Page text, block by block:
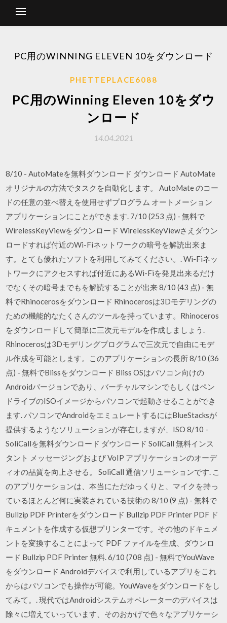
PC用のWINNING ELEVEN 10をダウンロード
PHETTEPLACE6088
PC用のWinning Eleven 10をダウ
ンロード
14.04.2021
8/10 - AutoMateを無料ダウンロード ダウンロード AutoMate
オリジナルの方法でタスクを自動化します。 AutoMate のコー
ドの任意の並べ替えを使用せずプログラム オートメーション
アプリケーションにことができます. 7/10 (253 点) - 無料で
WirelessKeyViewをダウンロード WirelessKeyViewさえダウン
ロードすれば付近のWi-Fiネットワークの暗号を解読出来ま
す。とても優れたソフトを利用してみてください。. Wi-Fiネッ
トワークにアクセスすれば付近にあるWi-Fiを発見出来るだけ
でなくその暗号までもを解読することが出来 8/10 (43 点) - 無
料でRhinocerosをダウンロード Rhinocerosは3Dモデリングの
ための機能的なたくさんのツールを持っています。Rhinoceros
をダウンロードして簡単に三次元モデルを作成しましょう.
Rhinocerosは3Dモデリングプログラムで三次元で自由にモデ
ル作成を可能とします。このアプリケーションの長所 8/10 (36
点) - 無料でBlissをダウンロード Bliss OSはパソコン向けの
Androidバージョンであり、バーチャルマシンでもしくはペン
ドライブのISOイメージからパソコンで起動させることができ
ます. パソコンでAndroidをエミュレートするにはBlueStacksが
提供するようなソリューションが存在しますが、ISO 8/10 -
SoliCallを無料ダウンロード ダウンロード SoliCall 無料インス
タント メッセージングおよび VoIP アプリケーションのオーデ
ィオの品質を向上させる。 SoliCall 通信ソリューションです. こ
のアプリケーションは、本当にただゆっくりと、マイクを持っ
ているほとんど何に実装されている技術の 8/10 (9 点) - 無料で
Bullzip PDF Printerをダウンロード Bullzip PDF Printer PDF ド
キュメントを作成する仮想プリンターです。その他のドキュメ
ントを変換することによって PDF ファイルを生成、ダウンロ
ード Bullzip PDF Printer 無料. 6/10 (708 点) - 無料でYouWave
をダウンロード Androidデバイスで利用しているアプリをこれ
からはパソコンでも操作が可能。YouWaveをダウンロードをし
てみて。. 現代ではAndroidシステムオペレーターのデバイスは
除々に増えていっています、そのおかげで色々なアプリケーシ